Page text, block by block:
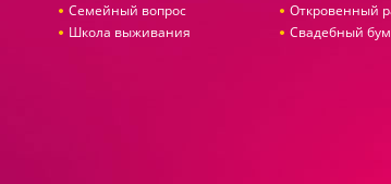
Семейный вопрос
Школа выживания
Откровенный
Свадебный бум